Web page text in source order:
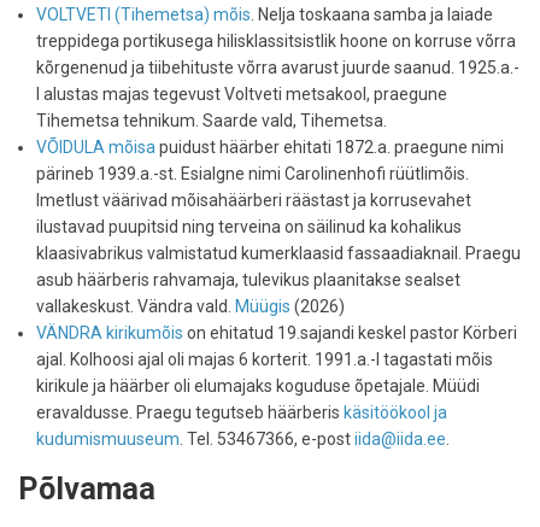
VOLTVETI (Tihemetsa) mõis. Nelja toskaana samba ja laiade
treppidega portikusega hilisklassitsistlik hoone on korruse võrra
kõrgenenud ja tiibehituste võrra avarust juurde saanud. 1925.a.-
l alustas majas tegevust Voltveti metsakool, praegune
Tihemetsa tehnikum. Saarde vald, Tihemetsa.
VÕIDULA mõisapuidust häärber ehitati 1872.a. praegune nimi
pärineb 1939.a.-st. Esialgne nimi Carolinenhofi rüütlimõis.
Imetlust väärivad mõisahäärberi räästast ja korrusevahet
ilustavad puupitsid ning terveina on säilinud ka kohalikus
klaasivabrikus valmistatud kumerklaasid fassaadiaknail. Praegu
asub häärberis rahvamaja, tulevikus plaanitakse sealset
vallakeskust. Vändra vald. Müügis (2026)
VÄNDRA kirikumõis on ehitatud 19.sajandi keskel pastor Körberi
ajal. Kolhoosi ajal oli majas 6 korterit. 1991.a.-l tagastati mõis
kirikule ja häärber oli elumajaks koguduse õpetajale. Müüdi
eravaldusse. Praegu tegutseb häärberis käsitöökool ja
kudumismuuseum. Tel. 53467366, e-postiida@iida.ee.
Põlvamaa